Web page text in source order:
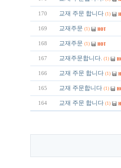
170 교재 주문 합니다 (1)
169 교재주문 (1)
168 교재주문 (1)
167 교재주문합니다. (1)
166 교재 주문 합니다 (1)
165 교재 주문합니다 (1)
164 교재 주문 합니다 (1)